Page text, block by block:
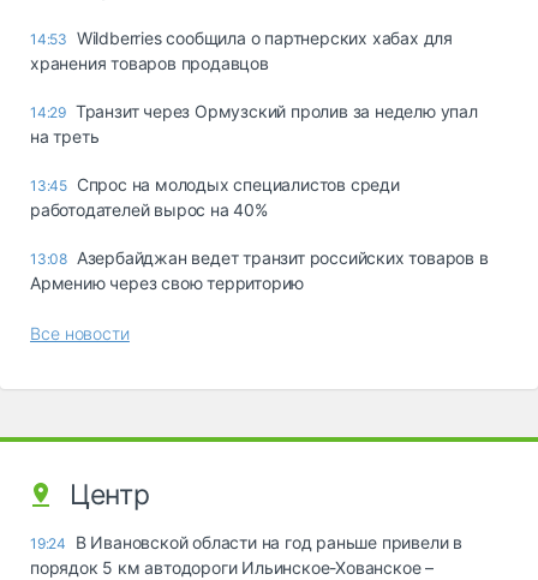
14:53 Wildberries сообщила о партнерских хабах для
хранения товаров продавцов
14:29 Транзит через Ормузский пролив за неделю упал
на треть
13:45 Спрос на молодых специалистов среди
работодателей вырос на 40%
13:08 Азербайджан ведет транзит российских товаров в
Армению через свою территорию
Все новости
Центр
19:24
В Ивановской области на год раньше привели в
порядок 5 км автодороги Ильинское-Хованское –